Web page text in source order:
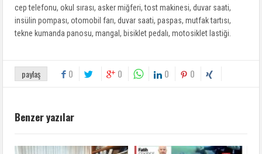
cep telefonu, okul sırası, asker miğferi, tost makinesi, duvar saati,
insülin pompası, otomobil farı, duvar saati, paspas, mutfak tartısı,
tekne kumanda panosu, mangal, bisiklet pedalı, motosiklet lastiği.
paylaş 0 0 0 0
Benzer yazılar